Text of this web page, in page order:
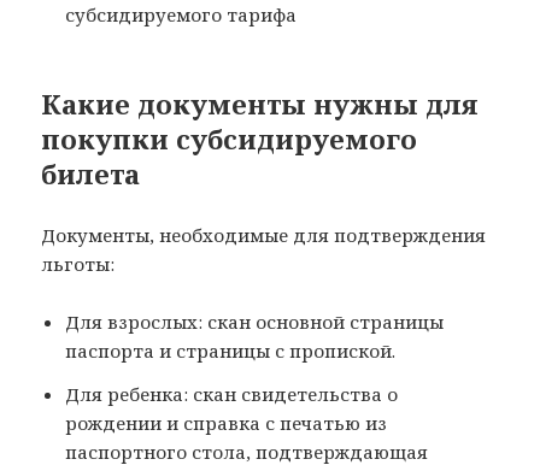
субсидируемого тарифа
Какие документы нужны для
покупки субсидируемого
билета
Документы, необходимые для подтверждения
льготы:
Для взрослых: скан основной страницы
паспорта и страницы с пропиской.
Для ребенка: скан свидетельства о
рождении и справка с печатью из
паспортного стола, подтверждающая